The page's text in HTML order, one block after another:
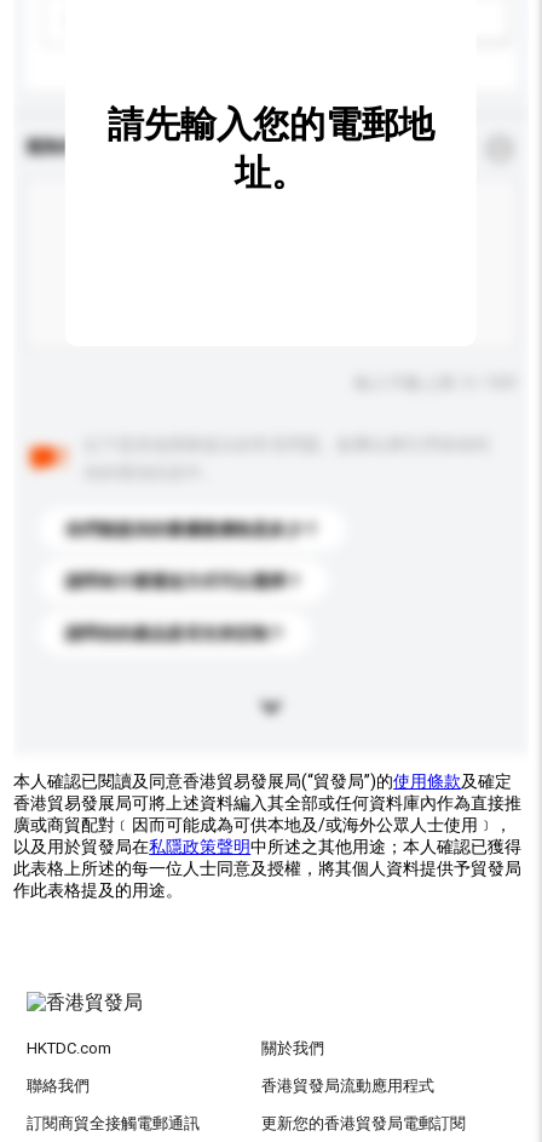
查詢內容 * 必須填寫
你們能提供的最優惠價格是多少？
請問有什麼運送方式可以選擇？
請問你的產品是否支持定制？
請先輸入您的電郵地
址。
本人確認已閱讀及同意香港貿易發展局(“貿發局”)的使用條款及確定
香港貿易發展局可將上述資料編入其全部或任何資料庫內作為直接推
廣或商貿配對﹝因而可能成為可供本地及/或海外公眾人士使用﹞，
以及用於貿發局在私隱政策聲明中所述之其他用途；本人確認已獲得
此表格上所述的每一位人士同意及授權，將其個人資料提供予貿發局
作此表格提及的用途。
HKTDC.com 關於我們
聯絡我們 香港貿發局流動應用程式
訂閱商貿全接觸電郵通訊 更新您的香港貿發局電郵訂閱